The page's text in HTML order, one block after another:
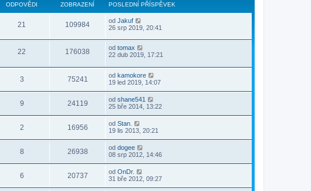
ODPOVĚDI ZOBRAZENÍ POSLEDNÍ PŘÍSPĚVEK
21 109984 od Jakuf
26 srp 2019, 20:41
22 176038 od tomax
22 dub 2019, 17:21
3 75241 od kamokore
19 led 2019, 14:07
9 24119 od shane541
25 bře 2014, 13:22
2 16956 od Stan.
19 lis 2013, 20:21
8 26938 od dogee
08 srp 2012, 14:46
6 20737 od OnDr.
31 bře 2012, 09:27